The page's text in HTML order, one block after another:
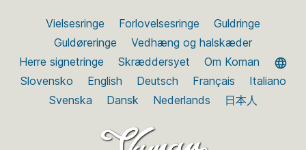
Vielsesringe Forlovelsesringe
Guldringe
Guldøreringe
Vedhæng og halskæder
Herre signetringe
Skræddersyet
Om Koman
Slovensko
English Deutsch Français
Italiano
Svenska
Dansk Nederlands 日本人